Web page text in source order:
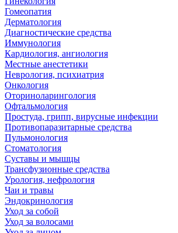
Гомеопатия
Дерматология
Диагностические средства
Иммунология
Кардиология, ангиология
Местные анестетики
Неврология, психиатрия
Онкология
Оториноларингология
Офтальмология
Простуда, грипп, вирусные инфекции
Противопаразитарные средства
Пульмонология
Стоматология
Суставы и мышцы
Трансфузионные средства
Урология, нефрология
Чаи и травы
Эндокринология
Уход за собой
Уход за волосами